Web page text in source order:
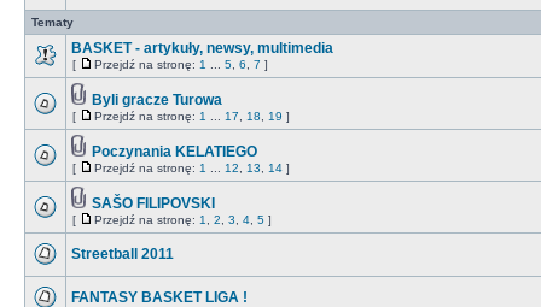
Tematy
BASKET - artykuły, newsy, multimedia
[ Przejdź na stronę: 1 5 6 7 ]
Byli gracze Turowa
[ Przejdź na stronę: 1 17 18 19 ]
Poczynania KELATIEGO
[ Przejdź na stronę: 1 12 13 14 ]
SAŠO FILIPOVSKI
[ Przejdź na stronę: 1 2 3 4 5 ]
Streetball 2011
FANTASY BASKET LIGA !